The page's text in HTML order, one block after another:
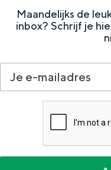
e
Maandelijks de
inbox? Schrijf je